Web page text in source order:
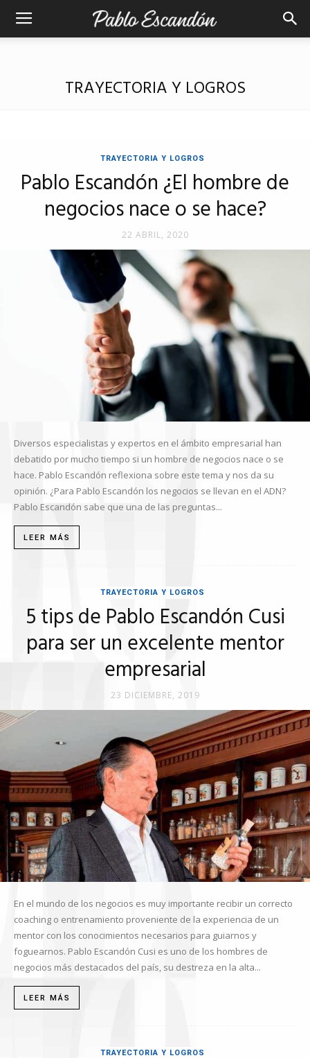
TRAYECTORIA Y LOGROS
TRAYECTORIA Y LOGROS
Pablo Escandón ¿El hombre de
negocios nace o se hace?
22 ABRIL, 2020
Diversos especialistas y expertos en el ámbito empresarial han
debatido por mucho tiempo si un hombre de negocios nace o se
hace. Pablo Escandón reflexiona sobre este tema y nos da su
opinión. ¿Para Pablo Escandón los negocios se llevan en el ADN?
Pablo Escandón sabe que una de las preguntas...
LEER MÁS
TRAYECTORIA Y LOGROS
5 tips de Pablo Escandón Cusi
para ser un excelente mentor
empresarial
23 DICIEMBRE, 2019
En el mundo de los negocios es muy importante recibir un correcto
coaching o entrenamiento proveniente de la experiencia de un
mentor con los conocimientos necesarios para guiarnos y
foguearnos. Pablo Escandón Cusi es uno de los hombres de
negocios más destacados del país, su destreza en la alta...
LEER MÁS
TRAYECTORIA Y LOGROS